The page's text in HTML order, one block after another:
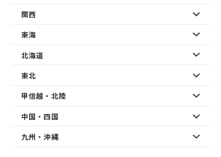
関西
東海
北海道
東北
甲信越・北陸
中国・四国
九州・沖縄